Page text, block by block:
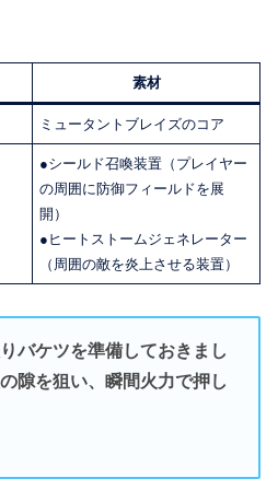
素材
ミュータントブレイズのコア
●シールド召喚装置（プレイヤー
の周囲に防御フィールドを展
開）
●ヒートストームジェネレーター
（周囲の敵を炎上させる装置）
バケツを準備しておきまし
隙を狙い、 瞬間火力で押し